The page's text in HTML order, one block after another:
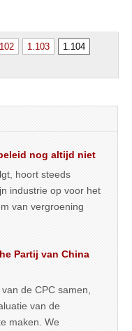
1.103
1.104
nog altijd niet
hoort steeds
industrie op voor het
van vergroening
Partij van China
de CPC samen,
van de
maken. We